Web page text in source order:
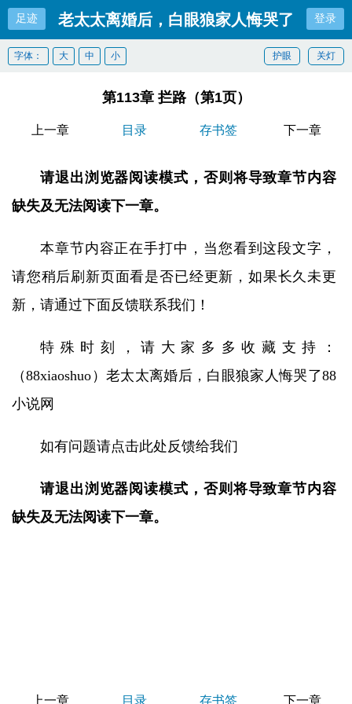
足迹 老太太离婚后，白眼狼家人悔哭了 登录
关灯
护眼
字体： 大 中 小
第113章 拦路（第1页）
上一章 目录 存书签 下一章
请退出浏览器阅读模式，否则将导致章节内容
缺失及无法阅读下一章。
本章节内容正在手打中，当您看到这段文字，
请您稍后刷新页面看是否已经更新，如果长久未更
新，请通过下面反馈联系我们！
特殊时刻，请大家多多收藏支持：
（88xiaoshuo）老太太离婚后，白眼狼家人悔哭了88
小说网
如有问题请点击此处反馈给我们
请退出浏览器阅读模式，否则将导致章节内容
缺失及无法阅读下一章。
上一章 目录 存书签 下一章